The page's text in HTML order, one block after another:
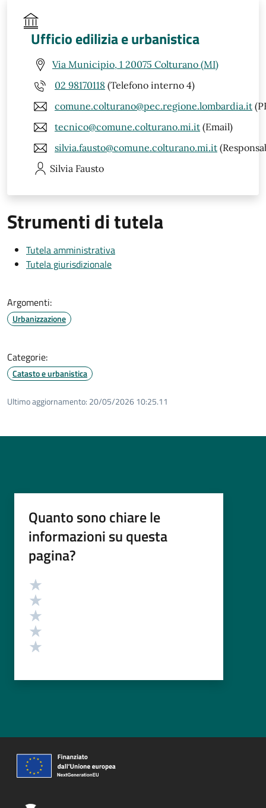
Ufficio edilizia e urbanistica
Via Municipio, 1 20075 Colturano (MI)
02 98170118 (Telefono interno 4)
comune.colturano@pec.regione.lombardia.it
tecnico@comune.colturano.mi.it (Email)
silvia.fausto@comune.colturano.mi.it
Silvia Fausto
Strumenti di tutela
Tutela amministrativa
Tutela giurisdizionale
Argomenti:
Urbanizzazione
Categorie:
Catasto e urbanistica
Ultimo aggiornamento: 20/05/2026 10:25.11
Quanto sono chiare le
informazioni su questa
pagina?
Valutazione